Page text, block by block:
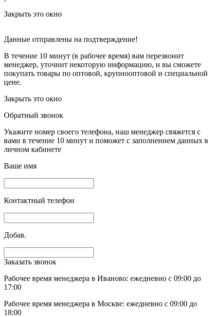
Закрыть это окно
Данные отправлены на подтверждение!
В течение 10 минут (в рабочее время) вам перезвонит
менеджер, уточнит некоторую информацию, и вы сможете
покупать товары по оптовой, крупнооптовой и специальной
цене.
Закрыть это окно
Обратный звонок
Укажите номер своего телефона, наш менеджер свяжется с
вами в течение 10 минут и поможет с заполнением данных в
личном кабинете
Ваше имя
Контактный телефон
Добав.
Заказать звонок
Рабочее время менеджера в Иваново: ежедневно с 09:00 до
17:00
Рабочее время менеджера в Москве: ежедневно с 09:00 до
18:00